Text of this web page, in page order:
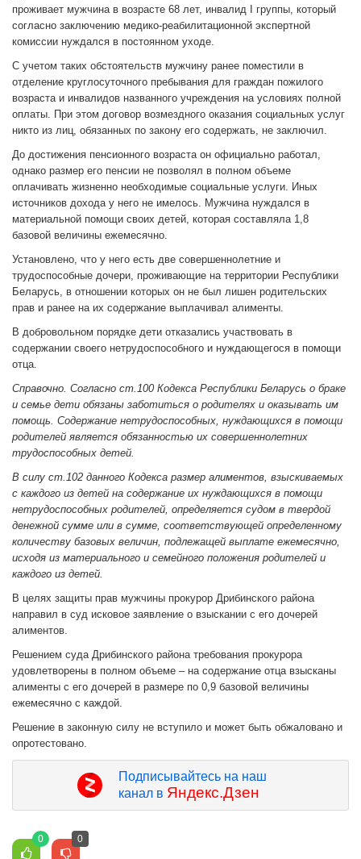
проживает мужчина в возрасте 68 лет, инвалид I группы, который
согласно заключению медико-реабилитационной экспертной
комиссии нуждался в постоянном уходе.
С учетом таких обстоятельств мужчину ранее поместили в
отделение круглосуточного пребывания для граждан пожилого
возраста и инвалидов названного учреждения на условиях полной
оплаты. При этом договор возмездного оказания социальных услуг
никто из лиц, обязанных по закону его содержать, не заключил.
До достижения пенсионного возраста он официально работал,
однако размер его пенсии не позволял в полном объеме
оплачивать жизненно необходимые социальные услуги. Иных
источников дохода у него не имелось. Мужчина нуждался в
материальной помощи своих детей, которая составляла 1,8
базовой величины ежемесячно.
Установлено, что у него есть две совершеннолетние и
трудоспособные дочери, проживающие на территории Республики
Беларусь, в отношении которых он не был лишен родительских
прав и ранее на их содержание выплачивал алименты.
В добровольном порядке дети отказались участвовать в
содержании своего нетрудоспособного и нуждающегося в помощи
отца.
Справочно. Согласно ст.100 Кодекса Республики Беларусь о браке
и семье дети обязаны заботиться о родителях и оказывать им
помощь. Содержание нетрудоспособных, нуждающихся в помощи
родителей является обязанностью их совершеннолетних
трудоспособных детей.
В силу ст.102 данного Кодекса размер алиментов, взыскиваемых
с каждого из детей на содержание их нуждающихся в помощи
нетрудоспособных родителей, определяется судом в твердой
денежной сумме или в сумме, соответствующей определенному
количеству базовых величин, подлежащей выплате ежемесячно,
исходя из материального и семейного положения родителей и
каждого из детей.
В целях защиты прав мужчины прокурор Дрибинского района
направил в суд исковое заявление о взыскании с его дочерей
алиментов.
Решением суда Дрибинского района требования прокурора
удовлетворены в полном объеме – на содержание отца взысканы
алименты с его дочерей в размере по 0,9 базовой величины
ежемесячно с каждой.
Решение в законную силу не вступило и может быть обжаловано и
опротестовано.
Подписывайтесь на наш
канал в Яндекс.Дзен
0 0